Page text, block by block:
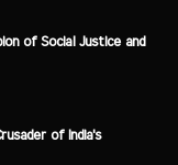
of Social Justice and
of India's